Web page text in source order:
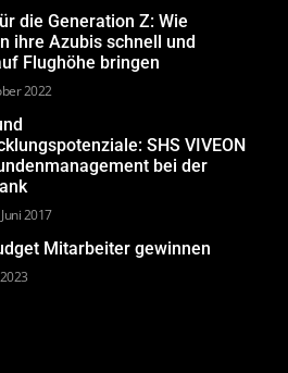
die Generation Z: Wie
ihre Azubis schnell und
Flughöhe bringen
2022
SHS VIVEON
bei der
2017
Mitarbeiter gewinnen